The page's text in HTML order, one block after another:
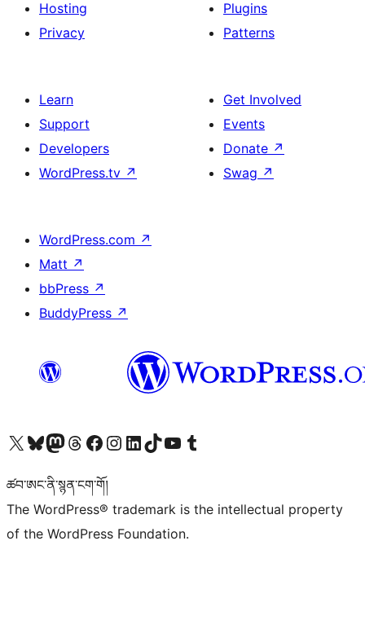
Hosting
Privacy
Plugins
Patterns
Learn
Support
Developers
WordPress.tv ↗
Get Involved
Events
Donate ↗
Swag ↗
WordPress.com ↗
Matt ↗
bbPress ↗
BuddyPress ↗
Visit our X (formerly Twitter) account
Visit our Bluesky account
Visit our Mastodon account
Visit our Threads account
Visit our Facebook page
Visit our Instagram account
Visit our LinkedIn account
Visit our TikTok account
Visit our YouTube channel
Visit our Tumblr account
ཚབ་ཨང་ནི་སྙན་ངག་གོ།
The WordPress® trademark is the intellectual property
of the WordPress Foundation.